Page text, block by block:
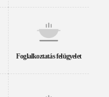
Foglalkoztatás felügyelet